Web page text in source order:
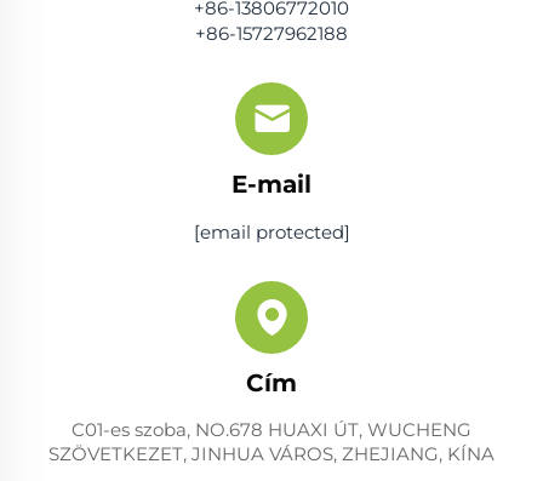
+86-13806772010
+86-15727962188
E-mail
[email protected]
Cím
C01-es szoba, NO.678 HUAXI ÚT, WUCHENG
SZÖVETKEZET, JINHUA VÁROS, ZHEJIANG, KÍNA